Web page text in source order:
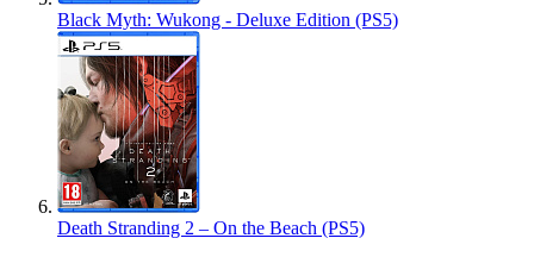
Black Myth: Wukong - Deluxe Edition (PS5)
Death Stranding 2 – On the Beach (PS5)